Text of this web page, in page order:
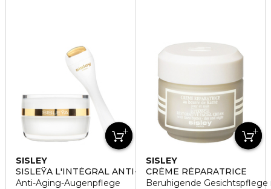
SISLEY
SISLEŸA L'INTÉGRAL ANTI-ÂGE
Anti-Aging-Augenpflege
SISLEY
CRÈME RÉPARATRICE
Beruhigende